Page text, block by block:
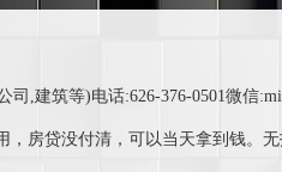
,建筑等)电话:626-376-0501微信
房贷没付清，可以当天拿到钱。无